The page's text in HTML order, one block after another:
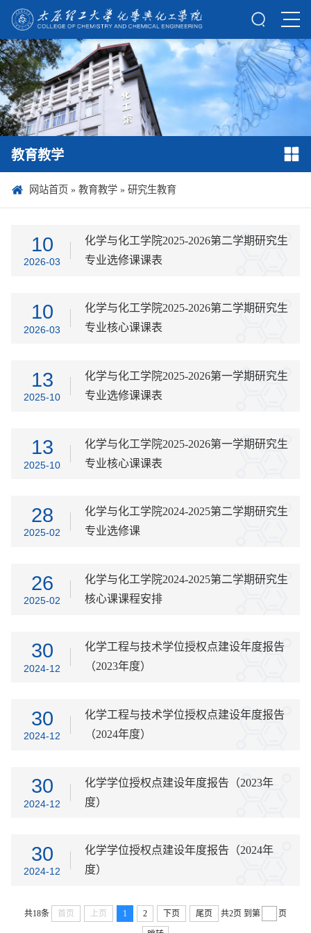
教育教学
网站首页 » 教育教学» 研究生教育
10
2026-03
化学与化工学院2025-2026第二学期研究生
专业选修课课表
10
2026-03
化学与化工学院2025-2026第二学期研究生
专业核心课课表
13
2025-10
化学与化工学院2025-2026第一学期研究生
专业选修课课表
13
2025-10
化学与化工学院2025-2026第一学期研究生
专业核心课课表
28
2025-02
化学与化工学院2024-2025第二学期研究生
专业选修课
26
2025-02
化学与化工学院2024-2025第二学期研究生
核心课课程安排
30
2024-12
化学工程与技术学位授权点建设年度报告
（2023年度）
30
2024-12
化学工程与技术学位授权点建设年度报告
（2024年度）
30
2024-12
化学学位授权点建设年度报告（2023年
度）
30
2024-12
化学学位授权点建设年度报告（2024年
度）
共18条 首页 上页 1 2 下页 尾页 共2页 到第 页